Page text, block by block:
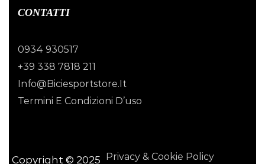
CONTATTI
0934 930517
+39 338 7818 211
Info@biciesportstore.it
Termini E Condizioni D’uso
Copyright © 2025 Privacy & Cookie Policy